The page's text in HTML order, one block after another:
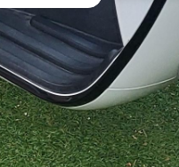
Louer un scooter
particuliers ou
scooter en
Poster une